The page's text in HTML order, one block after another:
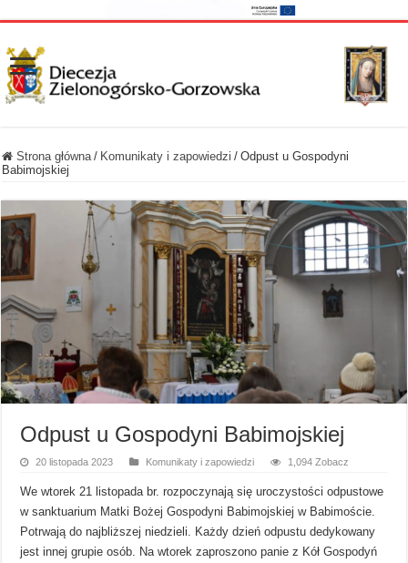
Strona główna / Komunikaty i zapowiedzi / Odpust u Gospodyni
Babimojskiej
Odpust u Gospodyni Babimojskiej
20 listopada 2023 Komunikaty i zapowiedzi 1,094 Zobacz
We wtorek 21 listopada br. rozpoczynają się uroczystości odpustowe
w sanktuarium Matki Bożej Gospodyni Babimojskiej w Babimoście.
Potrwają do najbliższej niedzieli. Każdy dzień odpustu dedykowany
jest innej grupie osób. Na wtorek zaproszono panie z Kół Gospodyń